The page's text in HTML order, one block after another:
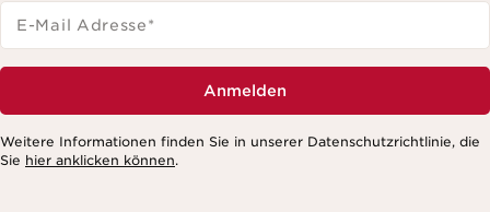
E-Mail Adresse*
Anmelden
Weitere Informationen finden Sie in unserer Datenschutzrichtlinie, die
Sie hier anklicken können.